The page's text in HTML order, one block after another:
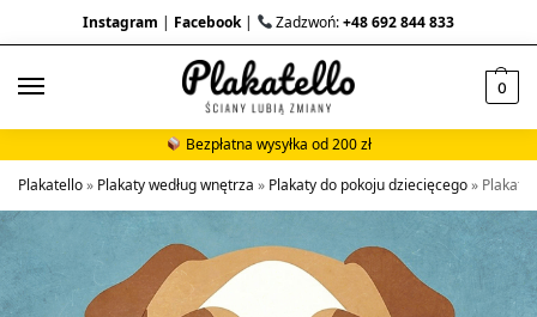
Instagram | Facebook| Zadzwoń:+48 692 844 833
0
Bezpłatna wysyłka od 200 zł
Plakatello» Plakaty według wnętrza » Plakaty do pokoju dziecięcego» Plakat